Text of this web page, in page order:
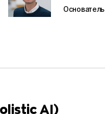
Основатель
AI)